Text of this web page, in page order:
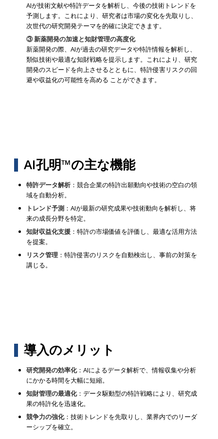
AIが技術文献や特許データを解析し、今後の技術トレンドを
予測します。これにより、研究者は市場の変化を先取りし、
次世代の研究開発テーマを的確に決定できます。
③ 新薬開発の加速と知財管理の高度化
新薬開発の際、AIが過去の研究データや特許情報を解析し、
類似技術や最適な知財戦略を提示します。これにより、研究
開発のスピードを向上させるとともに、特許侵害リスクの回
避や収益化の可能性を高める ことができます。
AI孔明™の主な機能
特許データ解析：競合企業の特許出願動向や技術の空白の領
域を自動分析。
トレンド予測：AIが最新の研究成果や技術動向を解析し、将
来の成長分野を特定。
知財収益化支援：特許の市場価値を評価し、最適な活用方法
を提案。
リスク管理：特許侵害のリスクを自動検出し、事前の対策を
講じる。
導入のメリット
研究開発の効率化：AIによるデータ解析で、情報収集や分析
にかかる時間を大幅に短縮。
知財管理の最適化：データ駆動型の特許戦略により、研究成
果の特許化を迅速化。
競争力の強化：技術トレンドを先取りし、業界内でのリーダ
ーシップを確立。